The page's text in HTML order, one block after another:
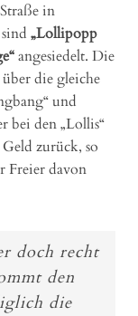
in
„Lollipopp
angesiedelt. Die
die gleiche
und
bei den „Lollis“
zurück, so
Freier davon
doch recht
den
die